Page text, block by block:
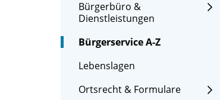
Bürgerbüro &
Dienstleistungen
Bürgerservice A-Z
Lebenslagen
Ortsrecht & Formulare